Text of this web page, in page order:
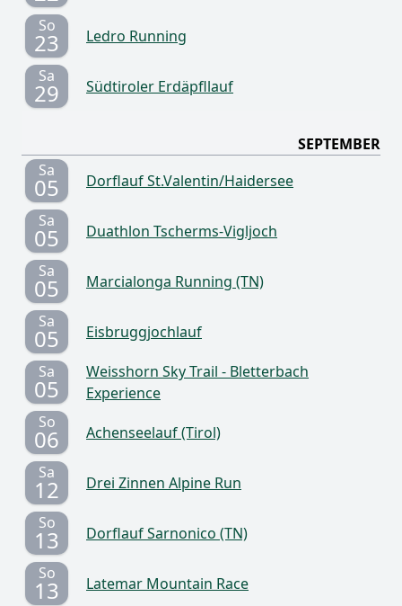
So
23
Ledro Running
Sa
29 Südtiroler Erdäpfllauf
SEPTEMBER
Sa
05
Dorflauf St.Valentin/Haidersee
Sa
05
Duathlon Tscherms-Vigljoch
Sa
05
Marcialonga Running (TN)
Sa
05
Eisbruggjochlauf
Sa
05
Weisshorn Sky Trail - Bletterbach
Experience
So
06
Achenseelauf (Tirol)
Sa
12
Drei Zinnen Alpine Run
So
13
Dorflauf Sarnonico (TN)
So
13
Latemar Mountain Race